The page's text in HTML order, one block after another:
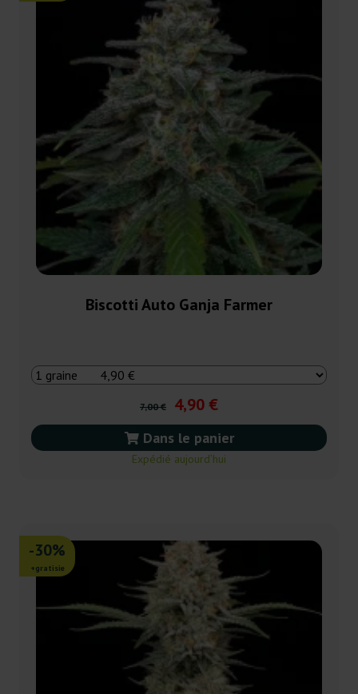
Biscotti Auto Ganja Farmer
7,00 € 4,90 €
Dans le panier
Expédié aujourd’hui
-30%
+gratisie